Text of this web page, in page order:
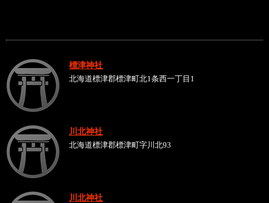
標津神社
北海道標津郡標津町北1条西一丁目1
川北神社
北海道標津郡標津町字川北93
川北神社